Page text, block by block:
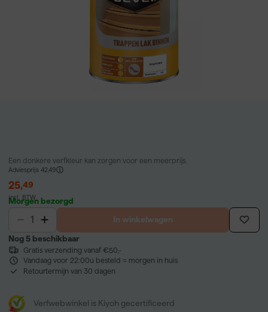
Een donkere verfkleur kan zorgen voor een meerprijs.
Adviesprijs 42,49
25,49
incl. BTW
Morgen bezorgd
In winkelwagen
Nog 5 beschikbaar
Gratis verzending vanaf €50,-
Vandaag voor 22:00u besteld = morgen in huis
Retourtermijn van 30 dagen
Verfwebwinkel is Kiyoh gecertificeerd